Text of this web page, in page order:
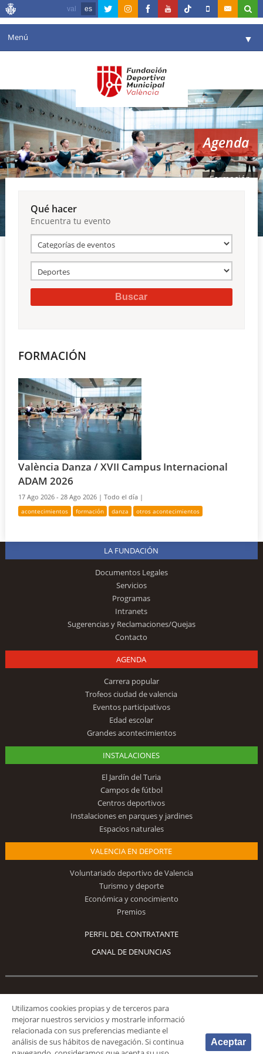
val es
Menú ▼
Agenda
Instalaciones ▼
Comunicación ▼
Valencia en deporte ▼
Reservas
Agenda
Formación
Qué hacer
Encuentra tu evento
FORMACIÓN
València Danza / XVII Campus Internacional
ADAM 2026
17 Ago 2026 - 28 Ago 2026 |Todo el día |
acontecimientos formación danza otros acontecimientos
LA FUNDACIÓN
Documentos Legales
Servicios
Programas
Intranets
Sugerencias y Reclamaciones/Quejas
Contacto
AGENDA
Carrera popular
Trofeos ciudad de valencia
Eventos participativos
Edad escolar
Grandes acontecimientos
INSTALACIONES
El Jardín del Turia
Campos de fútbol
Centros deportivos
Instalaciones en parques y jardines
Espacios naturales
VALENCIA EN DEPORTE
Voluntariado deportivo de Valencia
Turismo y deporte
Económica y conocimiento
Premios
PERFIL DEL CONTRATANTE
CANAL DE DENUNCIAS
Síguenos
Utilizamos cookies propias y de terceros para
mejorar nuestros servicios y mostrarle informació
relacionada con sus preferencias mediante el
análisis de sus hábitos de navegación. Si continua
Aceptar